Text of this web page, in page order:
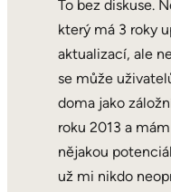
To bez diskuse.
který má 3 roky
aktualizací, ale
se může
doma jako
roku 2013 a
nějakou
už mi nikdo